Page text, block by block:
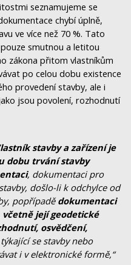
seznamujeme se
chybí úplně,
ve více než 70 %. Tato
smutnou a letitou
zákona přitom vlastníkům
po celou dobu existence
provedení stavby, ale i
jsou povolení, rozhodnutí
stavby a zařízení je
dobu trvání stavby
, dokumentaci pro
došlo-li k odchylce od
popřípadědokumentaci
její geodetické
osvědčení,
se stavby nebo
i v elektronické formě,“